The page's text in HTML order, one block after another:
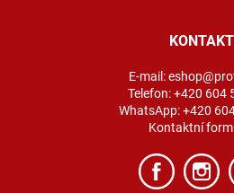
KONTAKT
E-mail:
Telefon:+420 604
WhatsApp:+420
Kontaktní